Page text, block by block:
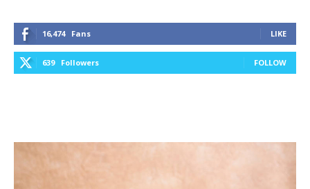
16,474 Fans LIKE
639 Followers FOLLOW